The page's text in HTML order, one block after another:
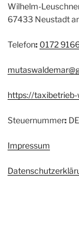
Wilhelm-
67433 Neustadt
Telefon: 0172
https://taxibetrieb-
Steuernummer:
Impressum